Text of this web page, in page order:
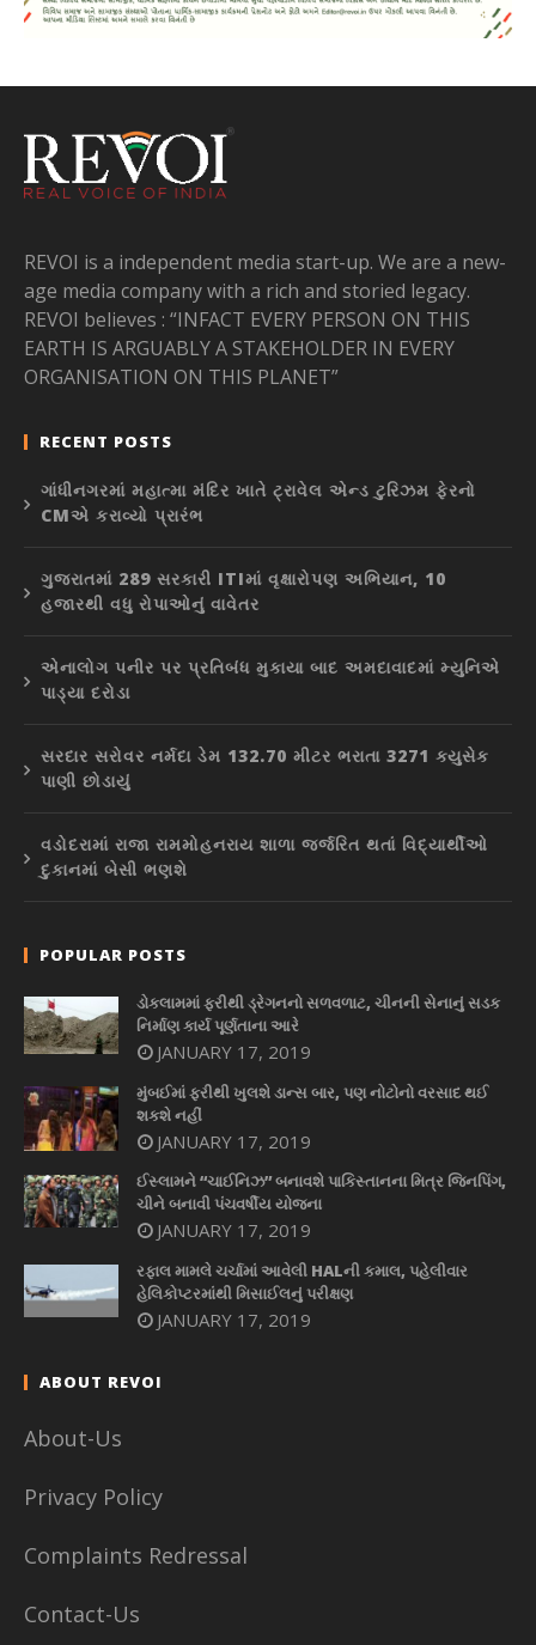
REVOI is a independent media start-up. We are a new-
age media company with a rich and storied legacy.
REVOI believes : “INFACT EVERY PERSON ON THIS
EARTH IS ARGUABLY A STAKEHOLDER IN EVERY
ORGANISATION ON THIS PLANET”
RECENT POSTS
ગાંધીનગરમાં મહાત્મા મંદિર ખાતે ટ્રાવેલ એન્ડ ટુરિઝમ ફેરનો
CMએ કરાવ્યો પ્રારંભ
ગુજરાતમાં 289 સરકારી ITIમાં વૃક્ષારોપણ અભિયાન, 10
હજારથી વધુ રોપાઓનું વાવેતર
એનાલોગ પનીર પર પ્રતિબંધ મુકાયા બાદ અમદાવાદમાં મ્યુનિએ
પાડ્યા દરોડા
સરદાર સરોવર નર્મદા ડેમ 132.70 મીટર ભરાતા 3271 ક્યુસેક
પાણી છોડાયું
વડોદરામાં રાજા રામમોહનરાય શાળા જર્જરિત થતાં વિદ્યાર્થીઓ
દુકાનમાં બેસી ભણશે
POPULAR POSTS
ડોકલામમાં ફરીથી ડ્રેગનનો સળવળાટ, ચીનની સેનાનું સડક
નિર્માણ કાર્ય પૂર્ણતાના આરે
JANUARY 17, 2019
મુંબઈમાં ફરીથી ખુલશે ડાન્સ બાર, પણ નોટોનો વરસાદ થઈ
શકશે નહીં
JANUARY 17, 2019
ઈસ્લામને “ચાઈનિઝ” બનાવશે પાકિસ્તાનના મિત્ર જિનપિંગ,
ચીને બનાવી પંચવર્ષીય યોજના
JANUARY 17, 2019
રફાલ મામલે ચર્ચામાં આવેલી HALની કમાલ, પહેલીવાર
હેલિકોપ્ટરમાંથી મિસાઈલનું પરીક્ષણ
JANUARY 17, 2019
ABOUT REVOI
About-Us
Privacy Policy
Complaints Redressal
Contact-Us